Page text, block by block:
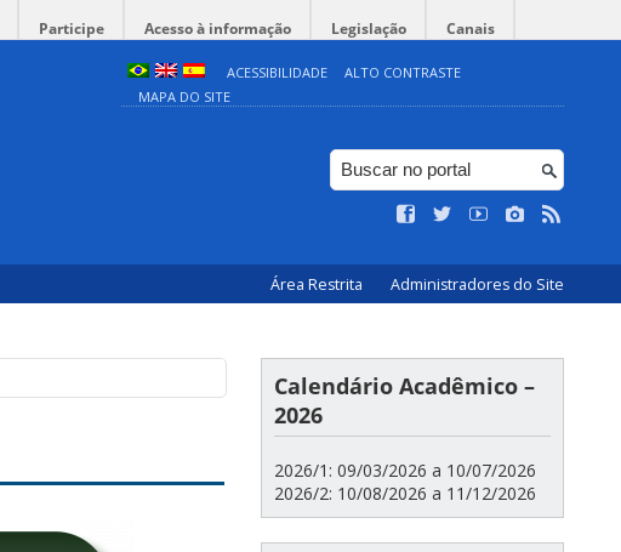
Participe Acesso à informação Legislação Canais
ACESSIBILIDADE
ALTO CONTRASTE
MAPA DO SITE
Área Restrita Administradores do Site
Calendário Acadêmico –
2026
2026/1: 09/03/2026 a 10/07/2026
2026/2: 10/08/2026 a 11/12/2026